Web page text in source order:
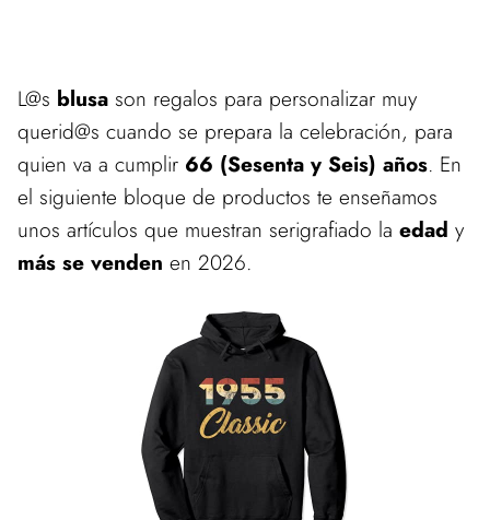
L@s blusa son regalos para personalizar muy
querid@s cuando se prepara la celebración, para
quien va a cumplir 66 (Sesenta y Seis) años. En
el siguiente bloque de productos te enseñamos
unos artículos que muestran serigrafiado la edad y
más se venden en 2026.